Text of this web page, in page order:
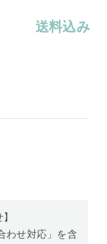
送料込み
わせ対応」を含